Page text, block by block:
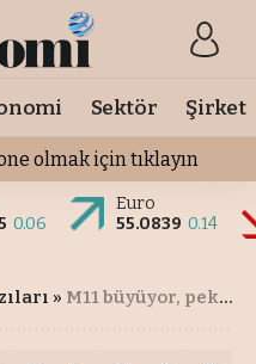
Sektör Şirket
olmak için tıklayın
0.06
Euro
55.0839 0.14
» M11 büyüyor, peki ya yolcuların çilesi de büyüyecek mi?